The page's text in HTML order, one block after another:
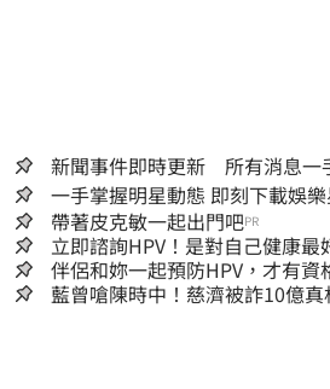
新聞事件即時更新 所有消息一
一手掌握明星動態 即刻
帶著皮克敏一起出門吧PR
立即諮詢HPV！是對自己健康
嫌晚！
伴侶和妳一起預防HPV，才有資
藍曾嗆陳時中！慈濟被詐10億